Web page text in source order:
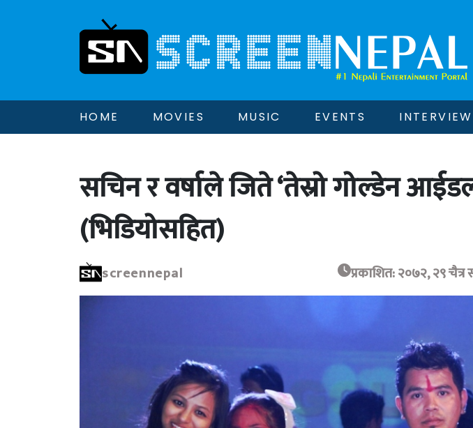
HOME MOVIES MUSIC EVENTS INTERVIEW
सचिन र वर्षाले जिते ‘तेस्रो गोल्डेन
(भिडियोसहित)
screennepal प्रकाशित: २०७२, २९ चैत्र